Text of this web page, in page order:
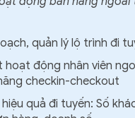
quản lý lộ trình đi
hoạt động nhân viên
checkin-checkout
quả đi tuyến: Số